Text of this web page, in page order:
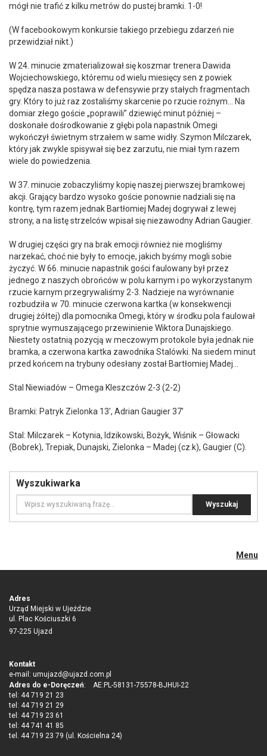
mógł nie trafić z kilku metrów do pustej bramki. 1-0!
(W facebookowym konkursie takiego przebiegu zdarzeń nie
przewidział nikt.)
W 24. minucie zmaterializował się koszmar trenera Dawida
Wojciechowskiego, któremu od wielu miesięcy sen z powiek
spędza nasza postawa w defensywie przy stałych fragmentach
gry. Który to już raz zostaliśmy skarcenie po rzucie rożnym… Na
domiar złego goście „poprawili” dziewięć minut później –
doskonałe dośrodkowanie z głębi pola napastnik Omegi
wykończył świetnym strzałem w same widły. Szymon Milczarek,
który jak zwykle spisywał się bez zarzutu, nie miał tym razem
wiele do powiedzenia.
W 37. minucie zobaczyliśmy kopię naszej pierwszej bramkowej
akcji. Grający bardzo wysoko goście ponownie nadziali się na
kontrę, tym razem jednak Bartłomiej Madej dogrywał z lewej
strony, a na listę strzelców wpisał się niezawodny Adrian Gaugier.
W drugiej części gry na brak emocji również nie mogliśmy
narzekać, choć nie były to emocje, jakich byśmy mogli sobie
życzyć. W 66. minucie napastnik gości faulowany był przez
jednego z naszych obrońców w polu karnym i po wykorzystanym
rzucie karnym przegrywaliśmy 2-3. Nadzieje na wyrównanie
rozbudziła w 70. minucie czerwona kartka (w konsekwencji
drugiej żółtej) dla pomocnika Omegi, który w środku pola faulował
sprytnie wymuszającego przewinienie Wiktora Dunajskiego.
Niestety ostatnią pozycją w meczowym protokole była jednak nie
bramka, a czerwona kartka zawodnika Stalówki. Na siedem minut
przed końcem na trybuny odesłany został Bartłomiej Madej…
Stal Niewiadów – Omega Kleszczów 2-3 (2-2)
Bramki: Patryk Zielonka 13′, Adrian Gaugier 37′
Stal: Milczarek – Kotynia, Idzikowski, Bożyk, Wiśnik – Głowacki
(Bobrek), Trepiak, Dunajski, Zielonka – Madej (cz.k), Gaugier (C).
Wyszukiwarka
Menu
Adres
Urząd Miejski w Ujeździe
ul. Plac Kościuszki 6
97-225 Ujazd
Kontakt
e-mail: umujazd@ujazd.com.pl
Adres do e-Doręczeń: AE:PL-58131-75578-BJHUI-22
tel: 44 719 21 23
tel: 44 719 21 29
tel: 44 719 23 61
tel: 44 741 41 85
tel. 44 719 23 79 (ul. Kościelna 24)